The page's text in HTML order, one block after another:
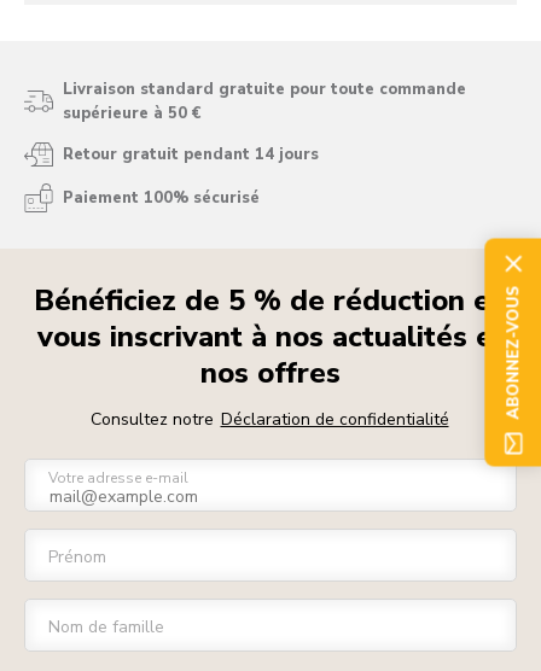
Livraison standard gratuite pour toute commande
supérieure à 50 €
Retour gratuit pendant 14 jours
Paiement 100% sécurisé
Bénéficiez de 5 % de réduction en
vous inscrivant à nos actualités et
nos offres
Consultez notre Déclaration de confidentialité
Votre adresse e-mail
Prénom
Nom de famille
ABONNEZ-VOUS